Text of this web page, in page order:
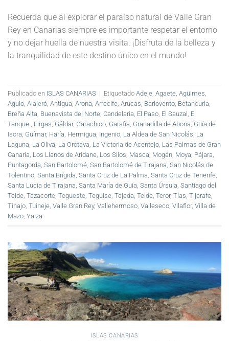
Recuerda que al explorar el paraíso natural de Valle Gran
Rey en Canarias siempre es importante respetar el entorno
y no dejar huella de nuestra visita. ¡Disfruta de la belleza y
la tranquilidad de este destino único en el mundo!
Publicado en ISLAS CANARIAS | Etiquetado Adeje, Agaete, Agüimes,
Agulo, Alajeró, Antigua, Arona, Arrecife, Arucas, Barlovento, Betancuria,
Breña Alta, Buenavista del Norte, Candelaria, El Paso, El Sauzal , El
Tanque., Firgas, Gáldar, Garachico, Garafía, Granadilla de Abona, Guía de
Isora, Güímar, Haría, Hermigua, Ingenio, La Aldea de San Nicolás, La
Laguna, La Oliva, La Orotava, La Victoria de Acentejo, Las Palmas de Gran
Canaria, Los Llanos de Aridane, Los Silos, Masca, Mogán, Moya, Pájara,
Puntagorda, San Bartolomé, San Bartolomé de Tirajana, San Nicolás de
Tolentino, Santa Brígida, Santa Cruz de La Palma, Santa Cruz de Tenerife,
Santa Lucía de Tirajana, Santa María de Guía, Santa Úrsula, Santiago del
Teide, Tazacorte, Tegueste, Teguise, Tejeda, Telde, Teror, Tías, Tijarafe,
Tinajo, Tuineje, Valle Gran Rey, Vallehermoso, Valleseco, Vilaflor, Villa de
Mazo, Yaiza
ISLAS CANARIAS